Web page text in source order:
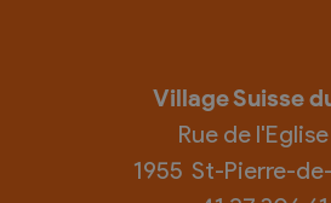
Village Suisse
Rue de
1955 St-Pierre-